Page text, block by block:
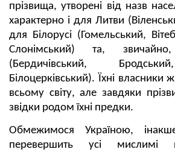
прізвища, утворені від назв
характерно і для Литви
для Білорусі (Гомельський,
Слонімський) та,
(Бердичівський,
Білоцерківський). Їхні власники
всьому світу, але завдяки
звідки родом їхні предки.
Обмежимося Україною,
перевершить усі мислимі